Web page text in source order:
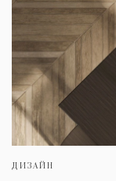
ДИЗАЙН